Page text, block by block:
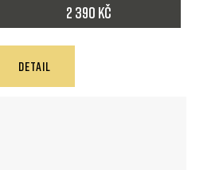
2 390 Kč
DETAIL